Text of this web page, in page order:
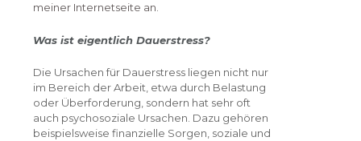
meiner Internetseite an.
Was ist eigentlich Dauerstress?
Die Ursachen für Dauerstress liegen nicht nur
im Bereich der Arbeit, etwa durch Belastung
oder Überforderung, sondern hat sehr oft
auch psychosoziale Ursachen. Dazu gehören
beispielsweise finanzielle Sorgen, soziale und